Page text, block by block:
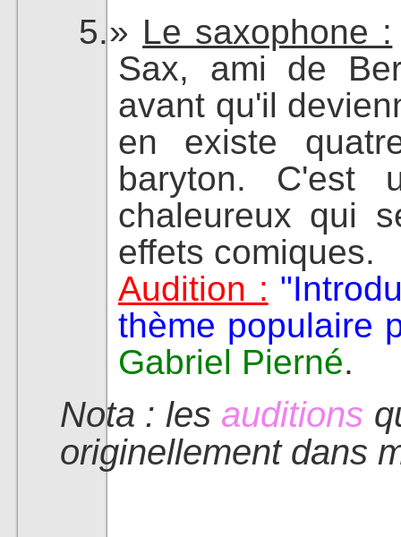
Le saxophone :
Sax, ami de
avant qu'il
en existe
baryton. C'est
chaleureux qui
effets comiques.
Audition :
thème populaire
Gabriel Pierné.
Nota : les auditions
originellement dans